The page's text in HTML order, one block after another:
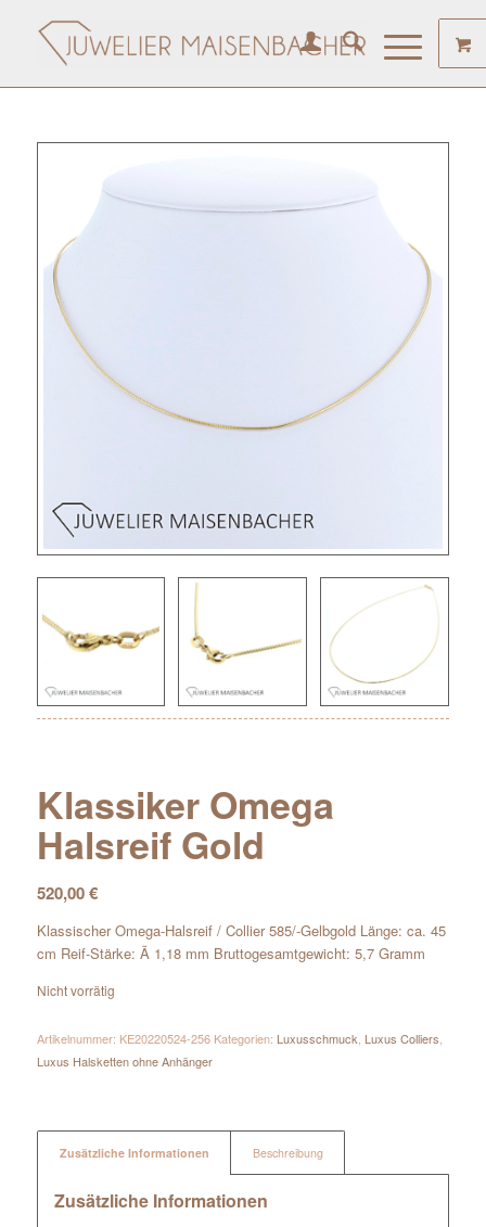
Klassiker Omega
Halsreif Gold
520,00€
Klassischer Omega-Halsreif / Collier 585/-Gelbgold Länge: ca. 45
cm Reif-Stärke: Ã 1,18 mm Bruttogesamtgewicht: 5,7 Gramm
Nicht vorrätig
Artikelnummer: KE20220524-256 Kategorien: Luxusschmuck Luxus Colliers
Luxus Halsketten ohne Anhänger
Zusätzliche Informationen Beschreibung
Zusätzliche Informationen